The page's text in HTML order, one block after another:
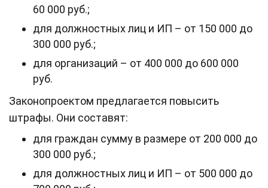
60 000 руб.;
для должностных лиц и ИП – от 150 000 до
300 000 руб.;
для организаций – от 400 000 до 600 000
руб.
Законопроектом предлагается повысить
штрафы. Они составят:
для граждан сумму в размере от 200 000 до
300 000 руб.;
для должностных лиц и ИП – от 500 000 до